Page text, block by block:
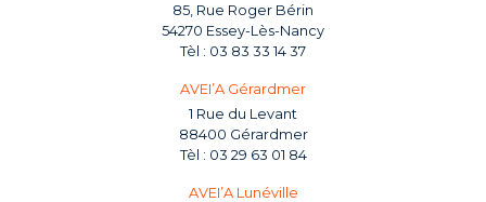
85, Rue Roger Bérin
54270 Essey-Lès-Nancy
03 83 33 14 37
AVEI’A Gérardmer
1 Rue du Levant
88400 Gérardmer
03 29 63 01 84
AVEI’A Lunéville